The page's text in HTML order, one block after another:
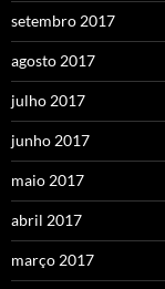
setembro 2017
agosto 2017
julho 2017
junho 2017
maio 2017
abril 2017
março 2017